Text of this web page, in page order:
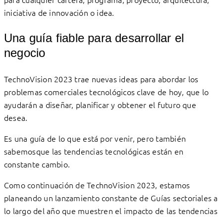
iniciativa de innovación o idea.
Una guía fiable para desarrollar el
negocio
TechnoVision 2023 trae nuevas ideas para abordar los
problemas comerciales tecnológicos clave de hoy, que lo
ayudarán a diseñar, planificar y obtener el futuro que
desea.
Es una guía de lo que está por venir, pero también
sabemosque las tendencias tecnológicas están en
constante cambio.
Como continuación de TechnoVision 2023, estamos
planeando un lanzamiento constante de Guías sectoriales a
lo largo del año que muestren el impacto de las tendencias